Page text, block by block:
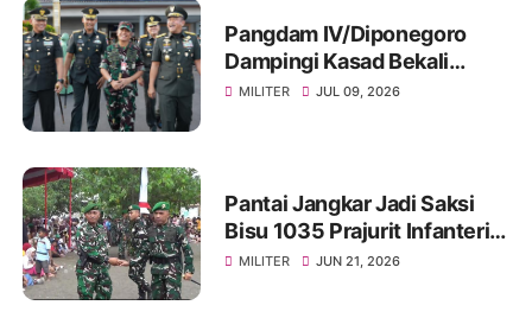
Pangdam IV/Diponegoro
Dampingi Kasad Bekali
Taruna Akmil, Siapkan
MILITER JUL 09, 2026
Pantai Jangkar Jadi Saksi
Bisu 1035 Prajurit Infanteri,
Ikuti Tradisi Pembaretan
MILITER JUN 21, 2026